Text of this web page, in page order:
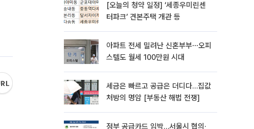
[오늘의 청약 일정] ‘세종우미린센
터파크’ 견본주택 개관 등
아파트 전세 밀려난 신혼부부⋯오피
스텔도 월세 100만원 시대
세금은 빠르고 공급은 더디다…집값
처방의 명암 [부동산 해법 전쟁]
정부 공급카드 임박…서울시 협의·